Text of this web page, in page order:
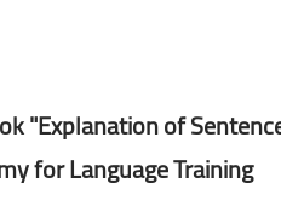
"Explanation of
for Language Training.